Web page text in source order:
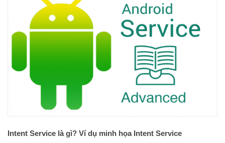
Intent Service là gì? Ví dụ minh họa Intent Service